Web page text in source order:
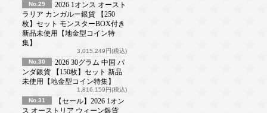
No.29
2026 1オンス オースト
ラリア カンガルー銀貨 【250
枚】セット モンスターBOX付き
新品未使用【地金型コイン特
集】
3,015,249円(税込)
No.30
2026 30グラム 中国 パ
ンダ銀貨 【150枚】セット 新品
未使用【地金型コイン特集】
1,816,159円(税込)
No.31
【セール】2026 1オン
ス オーストリア ウィーン銀貨